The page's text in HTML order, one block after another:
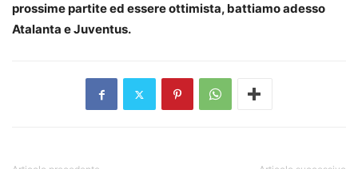
prossime partite ed essere ottimista, battiamo adesso
Atalanta e Juventus.